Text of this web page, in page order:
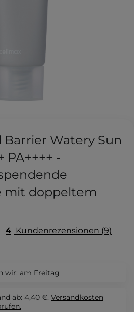
Barrier Watery Sun
PA++++ -
mit doppeltem
4 Kundenrezensionen 9
wir: am Freitag
ab: 4,40 €. Versandkosten